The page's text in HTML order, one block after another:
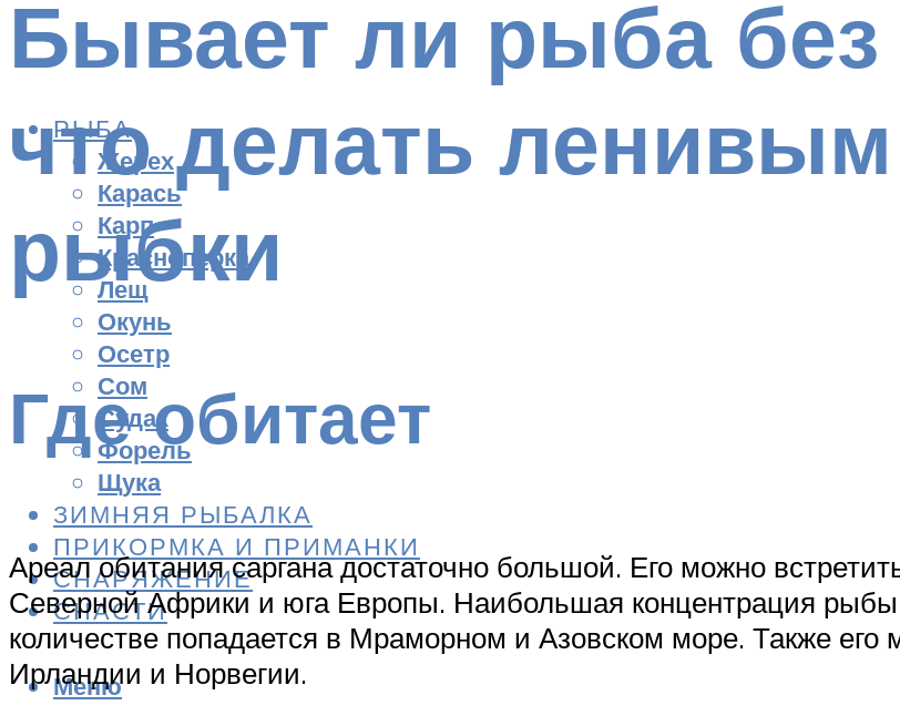
РЫБА
Жерех
Карась
Карп
Красноперка
Лещ
Окунь
Осетр
Сом
Судак
Форель
Щука
ЗИМНЯЯ РЫБАЛКА
ПРИКОРМКА И ПРИМАНКИ
СНАРЯЖЕНИЕ
СНАСТИ
Меню
Бывает ли рыба без
что делать
рыбки
Где обитает
Ареал обитания саргана достаточно большой. Его можно
Северной Африки и юга Европы. Наибольшая концентрация
количестве попадается в Мраморном и Азовском море. Также
Ирландии и Норвегии.